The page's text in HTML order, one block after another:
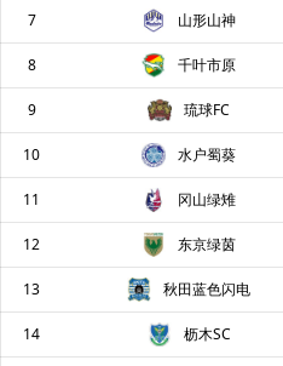
7 山形山神
8 千叶市原
9 琉球FC
10 水户蜀葵
11 冈山绿雉
12 东京绿茵
13 秋田蓝色闪电
14 枥木SC